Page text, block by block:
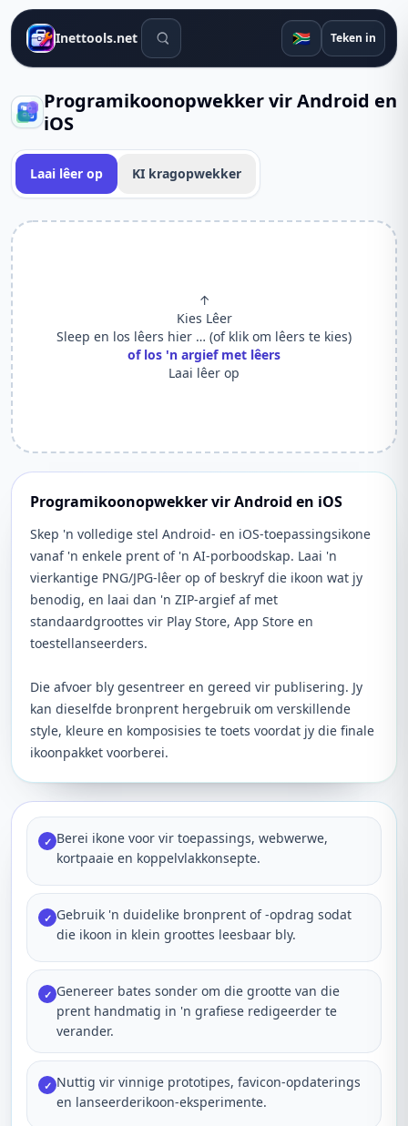
Inettools.net Soek gereedskap 🇿🇦 Teken in
Programikoonopwekker vir Android en
iOS
Laai lêer op KI kragopwekker
↑
Kies Lêer
Sleep en los lêers hier … (of klik om lêers te kies)
of los 'n argief met lêers
Laai lêer op
Programikoonopwekker vir Android en iOS
Skep 'n volledige stel Android- en iOS-toepassingsikone
vanaf 'n enkele prent of 'n AI-porboodskap. Laai 'n
vierkantige PNG/JPG-lêer op of beskryf die ikoon wat jy
benodig, en laai dan 'n ZIP-argief af met
standaardgroottes vir Play Store, App Store en
toestellanseerders.
Die afvoer bly gesentreer en gereed vir publisering. Jy
kan dieselfde bronprent hergebruik om verskillende
style, kleure en komposisies te toets voordat jy die finale
ikoonpakket voorberei.
✓ Berei ikone voor vir toepassings, webwerwe,
kortpaaie en koppelvlakkonsepte.
✓ Gebruik 'n duidelike bronprent of -opdrag sodat
die ikoon in klein groottes leesbaar bly.
✓ Genereer bates sonder om die grootte van die
prent handmatig in 'n grafiese redigeerder te
verander.
✓ Nuttig vir vinnige prototipes, favicon-opdaterings
en lanseerderikoon-eksperimente.